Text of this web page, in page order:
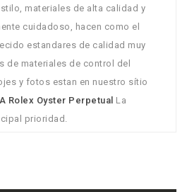
materiales de alta calidad y
cuidadoso, hacen como el
estandares de calidad muy
de materiales de control del
y fotos estan en nuestro sítio
Rolex Oyster Perpetual La
prioridad.